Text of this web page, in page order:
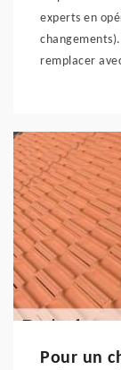
experts en
remplacer
Pour un